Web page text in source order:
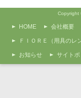
Copyright
HOME 会社概要
ＦＩＯＲＥ（用具のレ
お知らせ サイト